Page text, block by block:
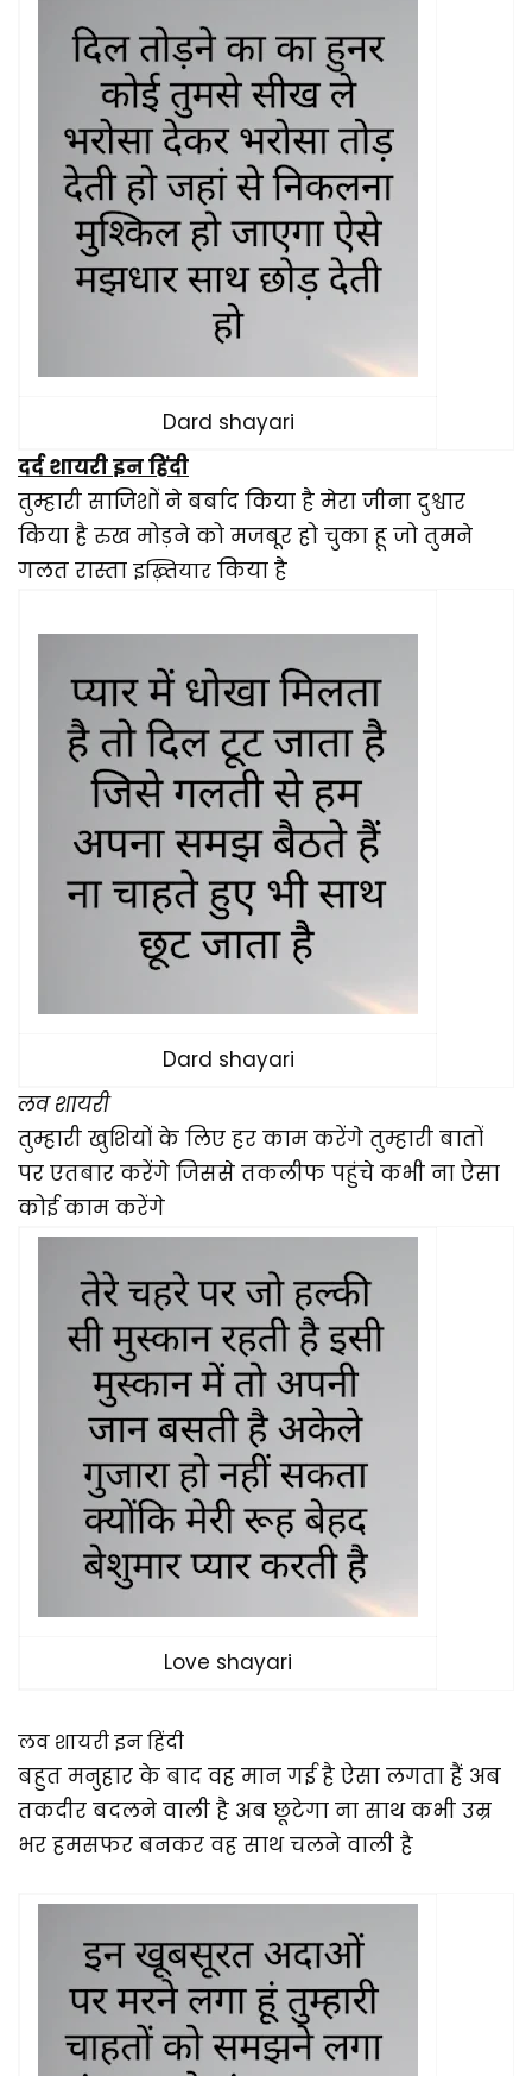
Dard shayari
दर्द शायरी इन हिंदी
तुम्हारी साजिशों ने बर्बाद किया है मेरा जीना दुश्वार
किया है रुख मोड़ने को मजबूर हो चुका हू जो तुमने
गलत रास्ता इख़्तियार किया है
Dard shayari
लव शायरी
तुम्हारी खुशियों के लिए हर काम करेंगे तुम्हारी बातों
पर एतबार करेंगे जिससे तकलीफ पहुंचे कभी ना ऐसा
कोई काम करेंगे
Love shayari
लव शायरी इन हिंदी
बहुत मनुहार के बाद वह मान गई है ऐसा लगता हैं अब
तकदीर बदलने वाली है अब छूटेगा ना साथ कभी उम्र
भर हमसफर बनकर वह साथ चलने वाली है